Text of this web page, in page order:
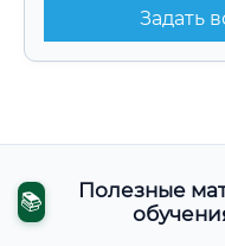
Задать
📚
Полезные